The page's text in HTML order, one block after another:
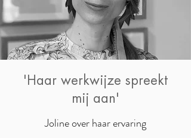
'Haar werkwijze spreekt
mij aan'
Joline over haar ervaring